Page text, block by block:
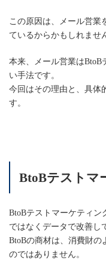
この原因は、メール営業
ているからかもしれませ
本来、メール営業はBtoB
い手法です。
今回はその理由と、具体
す。
BtoBテストマ
BtoBテストマーケティン
ではなくデータで改善し
BtoBの商材は、消費財の
のではありません。